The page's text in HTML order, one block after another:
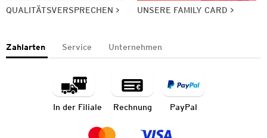
QUALITÄTSVERSPRECHEN UNSERE FAMILY CARD
Zahlarten Service Unternehmen
In der Filiale Rechnung PayPal